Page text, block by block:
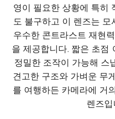
영이 필요한 상황에 특히
도 불구하고 이 렌즈는
우수한 콘트라스트 재현
을 제공합니다. 짧은 초점
정밀한 조작이 가능해 스
견고한 구조와 가벼운 무
를 여행하든 카메라에 거
렌즈